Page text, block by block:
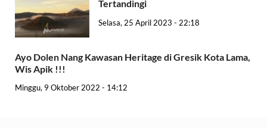
Tertandingi
Selasa, 25 April 2023 - 22:18
Ayo Dolen Nang Kawasan Heritage di Gresik Kota Lama,
Wis Apik !!!
Minggu, 9 Oktober 2022 - 14:12